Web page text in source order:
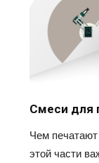
Смеси для
Чем
этой части